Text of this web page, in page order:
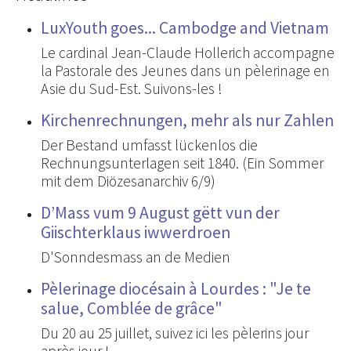
LuxYouth goes... Cambodge and Vietnam
Le cardinal Jean-Claude Hollerich accompagne
la Pastorale des Jeunes dans un pèlerinage en
Asie du Sud-Est. Suivons-les !
Kirchenrechnungen, mehr als nur Zahlen
Der Bestand umfasst lückenlos die
Rechnungsunterlagen seit 1840. (Ein Sommer
mit dem Diözesanarchiv 6/9)
D’Mass vum 9 August gëtt vun der
Giischterklaus iwwerdroen
D'Sonndesmass an de Medien
Pèlerinage diocésain à Lourdes : "Je te
salue, Comblée de grâce"
Du 20 au 25 juillet, suivez ici les pèlerins jour